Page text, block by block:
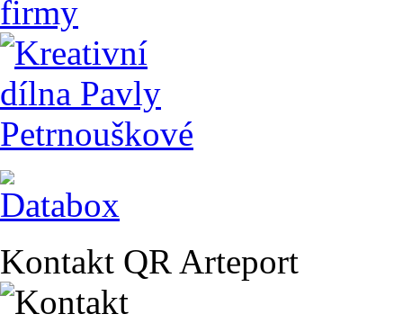
Kontakt QR Arteport